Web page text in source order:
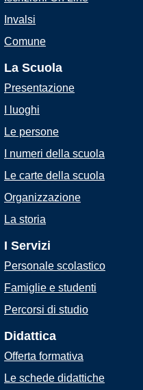
Invalsi
Comune
La Scuola
Presentazione
I luoghi
Le persone
I numeri della scuola
Le carte della scuola
Organizzazione
La storia
I Servizi
Personale scolastico
Famiglie e studenti
Percorsi di studio
Didattica
Offerta formativa
Le schede didattiche